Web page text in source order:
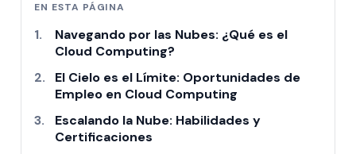
EN ESTA PÁGINA
Navegando por las Nubes: ¿Qué es el
Cloud Computing?
El Cielo es el Límite: Oportunidades de
Empleo en Cloud Computing
Escalando la Nube: Habilidades y
Certificaciones